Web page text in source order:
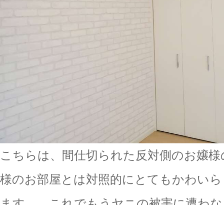
こちらは、間仕切られた反対側のお嬢
様のお部屋とは対照的にとてもかわい